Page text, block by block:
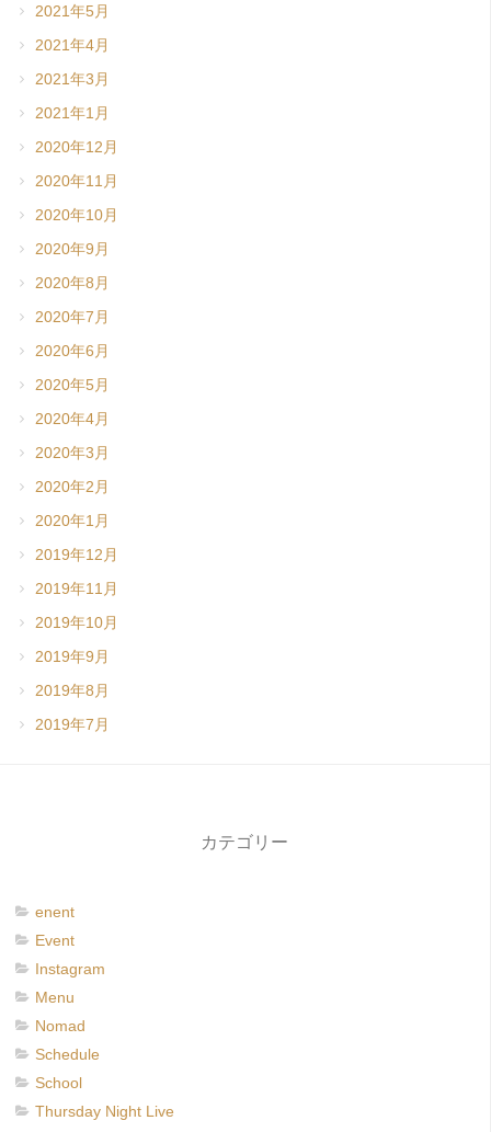
2021年5月
2021年4月
2021年3月
2021年1月
2020年12月
2020年11月
2020年10月
2020年9月
2020年8月
2020年7月
2020年6月
2020年5月
2020年4月
2020年3月
2020年2月
2020年1月
2019年12月
2019年11月
2019年10月
2019年9月
2019年8月
2019年7月
カテゴリー
enent
Event
Instagram
Menu
Nomad
Schedule
School
Thursday Night Live